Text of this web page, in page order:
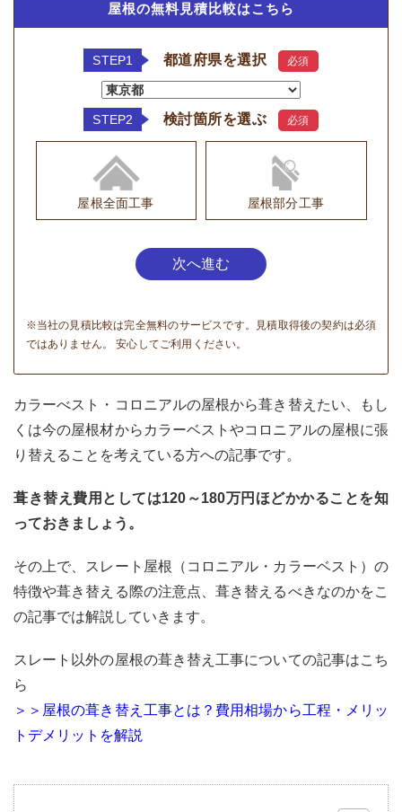
屋根の無料見積比較はこちら
STEP1 都道府県を選択 必須
STEP2 検討箇所を選ぶ 必須
屋根全面工事 屋根部分工事
次へ進む
※当社の見積比較は完全無料のサービスです。見積取得後の契約は必須
ではありません。 安心してご利用ください。
カラーべスト・コロニアルの屋根から葺き替えたい、もし
くは今の屋根材からカラーベストやコロニアルの屋根に張
り替えることを考えている方への記事です。
葺き替え費用としては120～180万円ほどかかることを知
っておきましょう。
その上で、スレート屋根（コロニアル・カラーベスト）の
特徴や葺き替える際の注意点、葺き替えるべきなのかをこ
の記事では解説していきます。
スレート以外の屋根の葺き替え工事についての記事はこち
ら
＞＞屋根の葺き替え工事とは？費用相場から工程・メリッ
トデメリットを解説